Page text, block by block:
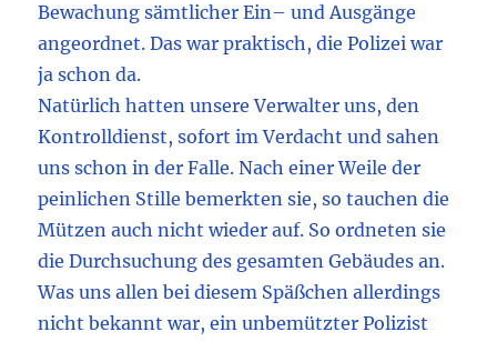
Bewachung sämtlicher Ein– und Ausgänge
angeordnet. Das war praktisch, die Polizei war
ja schon da.
Natürlich hatten unsere Verwalter uns, den
Kontrolldienst, sofort im Verdacht und sahen
uns schon in der Falle. Nach einer Weile der
peinlichen Stille bemerkten sie, so tauchen die
Mützen auch nicht wieder auf. So ordneten sie
die Durchsuchung des gesamten Gebäudes an.
Was uns allen bei diesem Späßchen allerdings
nicht bekannt war, ein unbemützter Polizist